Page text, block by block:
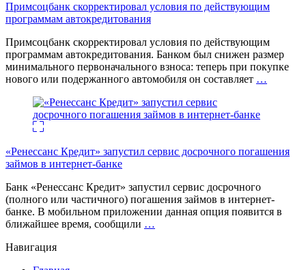
Примсоцбанк скорректировал условия по действующим
программам автокредитования
Примсоцбанк скорректировал условия по действующим
программам автокредитования. Банком был снижен размер
минимального первоначального взноса: теперь при покупке
нового или подержанного автомобиля он составляет …
«Ренессанс Кредит» запустил сервис досрочного погашения
займов в интернет-банке
Банк «Ренессанс Кредит» запустил сервис досрочного
(полного или частичного) погашения займов в интернет-
банке. В мобильном приложении данная опция появится в
ближайшее время, сообщили …
Навигация